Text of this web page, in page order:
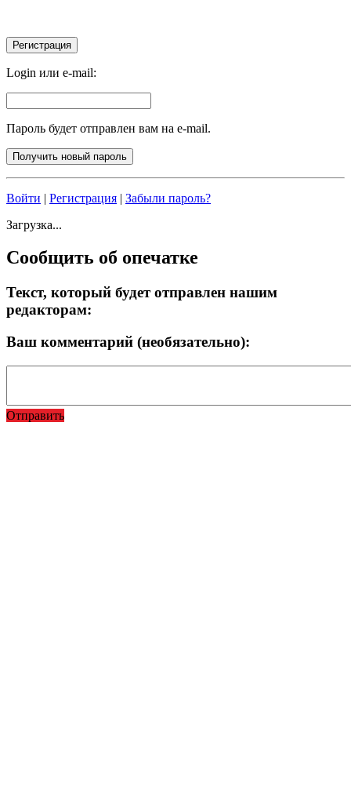
Login или e-mail:
Пароль будет отправлен вам на e-mail.
Войти | Регистрация | Забыли пароль?
Загрузка...
Сообщить об опечатке
Текст, который будет отправлен нашим
редакторам:
Ваш комментарий (необязательно):
Отправить